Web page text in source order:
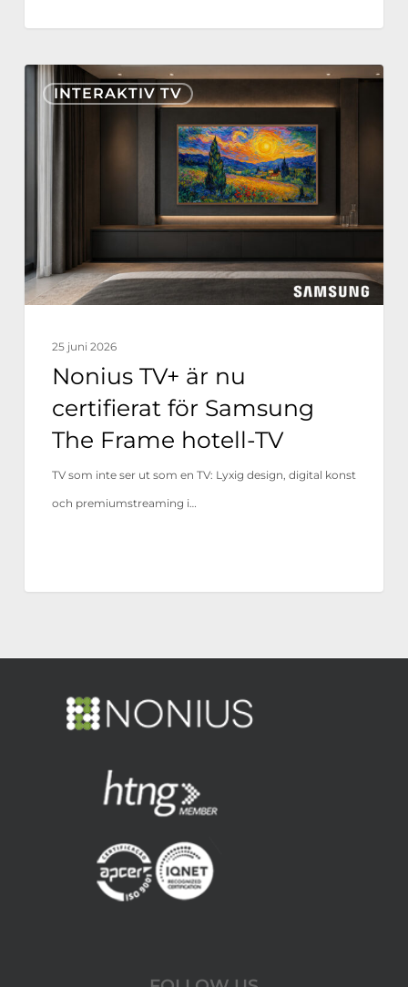
INTERAKTIV TV
Nonius
TV+
Samsung
The
Frame
25 juni 2026
Nonius TV+ är nu
certifierat för Samsung
The Frame hotell-TV
TV som inte ser ut som en TV: Lyxig design, digital konst
och premiumstreaming i…